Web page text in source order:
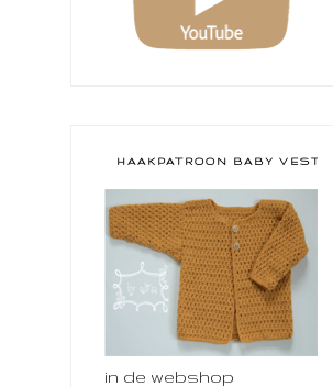
HAAKPATROON BABY VESTJE
in de webshop